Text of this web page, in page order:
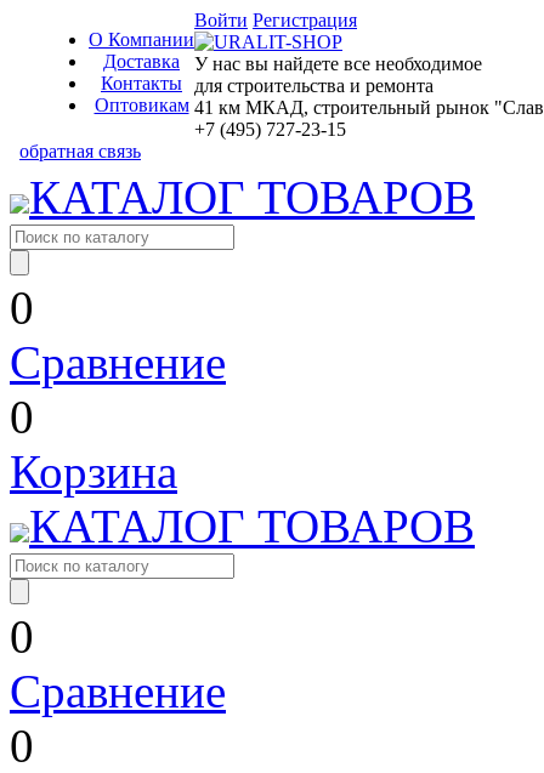
О Компании
Доставка
Контакты
Оптовикам
Войти Регистрация
У нас вы найдете все необходимое
для строительства и ремонта
41 км МКАД, строительный рынок
+7 (495) 727-23-15
обратная связь
КАТАЛОГ ТОВАРОВ
0
Сравнение
0
Корзина
КАТАЛОГ ТОВАРОВ
0
Сравнение
0